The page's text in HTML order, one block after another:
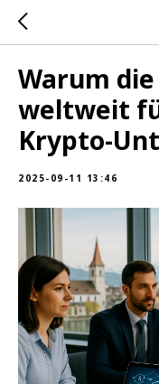
Warum die
weltweit
Krypto-
2025-09-11 13:46